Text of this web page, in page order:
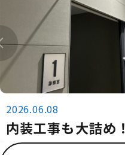
2026.06.08
内装工事も大詰め！